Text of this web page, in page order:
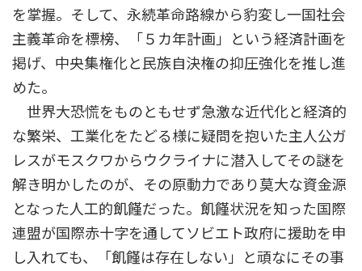
を掌握。そして、永続革命路線から豹変し一国社会
主義革命を標榜、「５カ年計画」という経済計画を
掲げ、中央集権化と民族自決権の抑圧強化を推し進
めた。
世界大恐慌をものともせず急激な近代化と経済的
な繁栄、工業化をたどる様に疑問を抱いた主人公ガ
レスがモスクワからウクライナに潜入してその謎を
解き明かしたのが、その原動力であり莫大な資金源
となった人工的飢饉だった。飢饉状況を知った国際
連盟が国際赤十字を通してソビエト政府に援助を申
し入れても、「飢饉は存在しない」と頑なにその事